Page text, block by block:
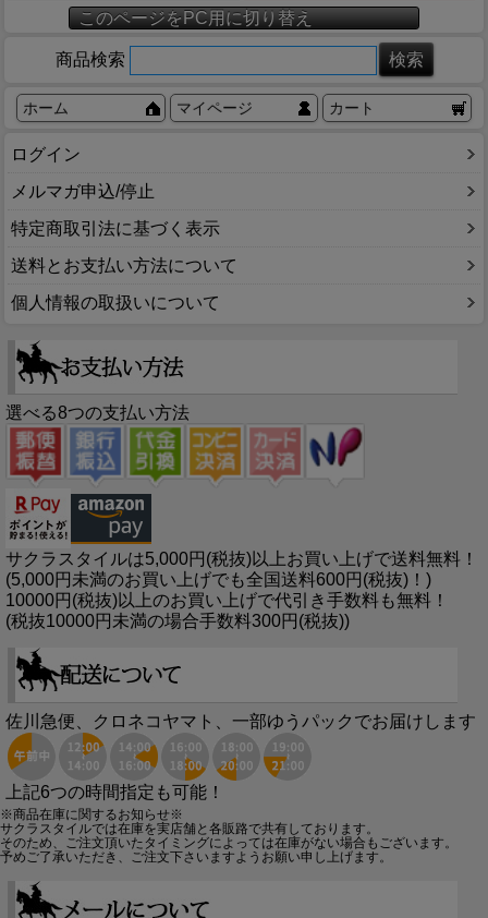
このページをPC用に切り替え
商品検索
ホーム マイページ カート
ログイン
メルマガ申込/停止
特定商取引法に基づく表示
送料とお支払い方法について
個人情報の取扱いについて
選べる8つの支払い方法
サクラスタイルは5,000円(税抜)以上お買い上げで送料無料！
(5,000円未満のお買い上げでも全国送料600円(税抜)！)
10000円(税抜)以上のお買い上げで代引き手数料も無料！
(税抜10000円未満の場合手数料300円(税抜))
佐川急便、クロネコヤマト、一部ゆうパックでお届けします
上記6つの時間指定も可能！
※商品在庫に関するお知らせ※
サクラスタイルでは在庫を実店舗と各販路で共有しております。
そのため、ご注文頂いたタイミングによっては在庫がない場合もございます。
予めご了承いただき、ご注文下さいますようお願い申し上げます。